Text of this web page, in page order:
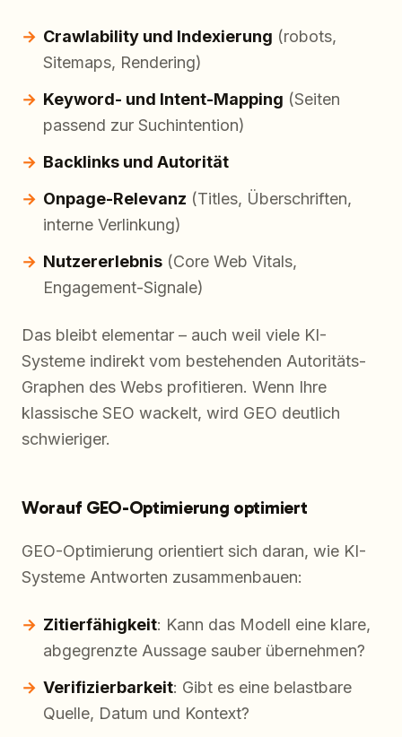
Crawlability und Indexierung (robots,
Sitemaps, Rendering)
Keyword- und Intent-Mapping (Seiten
passend zur Suchintention)
Backlinks und Autorität
Onpage-Relevanz (Titles, Überschriften,
interne Verlinkung)
Nutzererlebnis (Core Web Vitals,
Engagement-Signale)
Das bleibt elementar – auch weil viele KI-
Systeme indirekt vom bestehenden Autoritäts-
Graphen des Webs profitieren. Wenn Ihre
klassische SEO wackelt, wird GEO deutlich
schwieriger.
Worauf GEO-Optimierung optimiert
GEO-Optimierung orientiert sich daran, wie KI-
Systeme Antworten zusammenbauen:
Zitierfähigkeit: Kann das Modell eine klare,
abgegrenzte Aussage sauber übernehmen?
Verifizierbarkeit: Gibt es eine belastbare
Quelle, Datum und Kontext?